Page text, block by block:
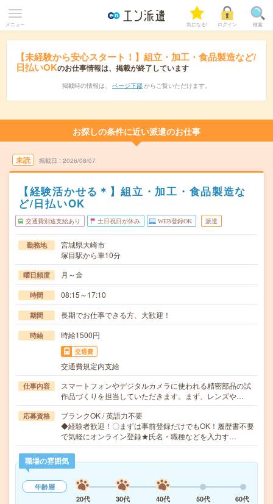
メニュー 気になる! ログイン 検索
【未経験から安心スタート！】組立・加工・食品製造など/
日払いOKのお仕事情報は、掲載が終了しています
掲載時の情報は、 ページ下部 からご覧いただけます。
お探しの条件に近い派遣のお仕事
未読 掲載日 2026/08/07
【経験活かせる＊】組立・加工・食品製造な
ど/日払いOK
交通費別途支給あり 土日祝日が休み WEB登録OK 派遣
勤務地
宮城県大崎市
塚目駅から車10分
曜日頻度 月～金
時間 08:15～17:10
期間 長期でお仕事できる方、大歓迎！
時給 時給1500円
交通費
交通費規定内支給
仕事内容
スマートフォンやデジタルカメラに使われる精密部品の試
作品づくりを担当していただきます。まず、レンズや…
応募資格
ブランクOK / 英語力不要
◆経験者歓迎！〇まずは事前登録だけでもOK！履歴書不要
で気軽にオンライン登録★氏名・職種などを入力す…
職場の雰囲気
年齢層
20代
30代 40代 50代 60代